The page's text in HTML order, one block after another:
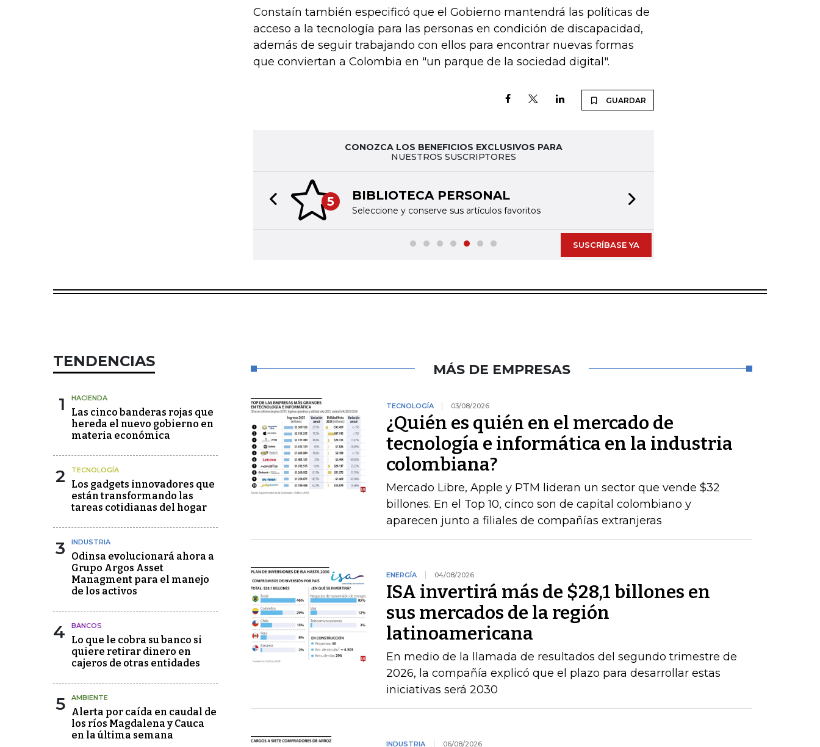
Constaín también especificó que el Gobierno mantendrá las políticas de
acceso a la tecnología para las personas en condición de discapacidad,
además de seguir trabajando con ellos para encontrar nuevas formas
que conviertan a Colombia en "un parque de la sociedad digital".
GUARDAR
CONOZCA LOS BENEFICIOS EXCLUSIVOS PARA
NUESTROS SUSCRIPTORES
5 BIBLIOTECA PERSONAL
Seleccione y conserve sus artículos favoritos
Previous slide
SUSCRÍBASE YA
TENDENCIAS
1 HACIENDA
Las cinco banderas rojas que
hereda el nuevo gobierno en
materia económica
2 TECNOLOGÍA
Los gadgets innovadores que
están transformando las
tareas cotidianas del hogar
3 INDUSTRIA
Odinsa evolucionará ahora a
Grupo Argos Asset
Managment para el manejo
de los activos
4 BANCOS
Lo que le cobra su banco si
quiere retirar dinero en
cajeros de otras entidades
5 AMBIENTE
Alerta por caída en caudal de
los ríos Magdalena y Cauca
en la última semana
MÁS DE EMPRESAS
TECNOLOGÍA 03/08/2026
¿Quién es quién en el mercado de
tecnología e informática en la industria
colombiana?
Mercado Libre, Apple y PTM lideran un sector que vende $32
billones. En el Top 10, cinco son de capital colombiano y
aparecen junto a filiales de compañías extranjeras
ENERGÍA 04/08/2026
ISA invertirá más de $28,1 billones en
sus mercados de la región
latinoamericana
En medio de la llamada de resultados del segundo trimestre de
2026, la compañía explicó que el plazo para desarrollar estas
iniciativas será 2030
INDUSTRIA 06/08/2026